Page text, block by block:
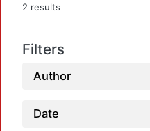
2 results
Filters
Author
Date